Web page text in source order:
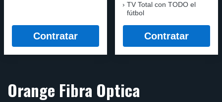
Contratar
TV Total con TODO el
fútbol
Contratar
Orange Fibra Optica